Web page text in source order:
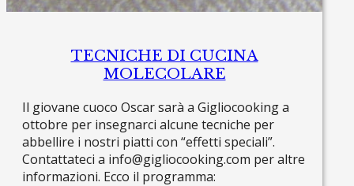
TECNICHE DI CUCINA
MOLECOLARE
Il giovane cuoco Oscar sarà a Gigliocooking a
ottobre per insegnarci alcune tecniche per
abbellire i nostri piatti con “effetti speciali”.
Contattateci a info@gigliocooking.com per altre
informazioni. Ecco il programma: